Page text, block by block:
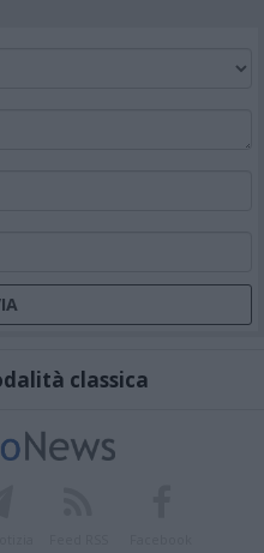
classica